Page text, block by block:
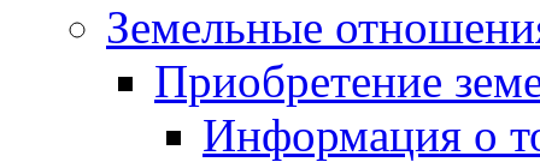
Земельные
Приобретение
Информация о